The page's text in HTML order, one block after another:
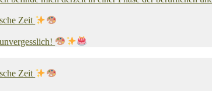
Zeit
Zeit